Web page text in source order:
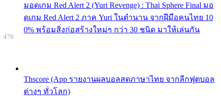
มอดเกม Red Alert 2 (Yuri Revenge) : Thai Sphere Final มอ
ดเกม Red Alert 2 ภาค Yuri ในตำนาน จากฝีมือคนไทย 10
0% พร้อมสิ่งก่อสร้างใหม่ๆ กว่า 30 ชนิด มาให้เล่นกัน
Thscore (App รายงานผลบอลสดภาษาไทย จากลีกฟุตบอล
ต่างๆ ทั่วโลก)
476